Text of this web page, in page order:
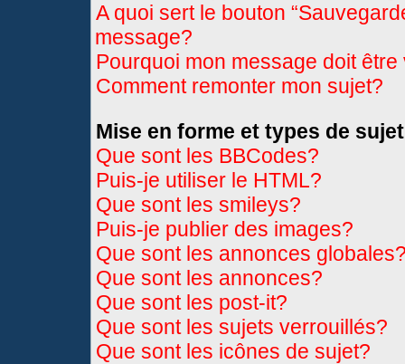
A quoi sert le bouton
message?
Pourquoi mon message doit être
Comment remonter mon sujet?
Mise en forme et types de sujet
Que sont les BBCodes?
Puis-je utiliser le HTML?
Que sont les smileys?
Puis-je publier des images?
Que sont les annonces
Que sont les annonces?
Que sont les post-it?
Que sont les sujets verrouillés?
Que sont les icônes de sujet?